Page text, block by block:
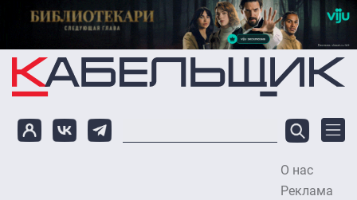
Перейти к основному содержанию
О нас
Реклама